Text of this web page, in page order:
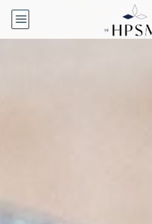
Panneau de gestion des cookies